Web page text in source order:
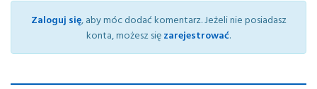
Zaloguj się, aby móc dodać komentarz. Jeżeli nie posiadasz
konta, możesz sięzarejestrować.